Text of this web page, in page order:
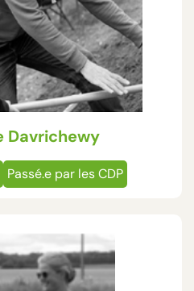
Davrichewy
Passé.e par les CDP